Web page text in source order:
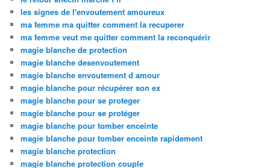
les signes de l'envoutement amoureux
ma femme ma quitter comment la recuperer
ma femme veut me quitter comment la reconquérir
magie blanche de protection
magie blanche desenvoutement
magie blanche envoutement d amour
magie blanche pour récupérer son ex
magie blanche pour se proteger
magie blanche pour se protéger
magie blanche pour tomber enceinte
magie blanche pour tomber enceinte rapidement
magie blanche protection
magie blanche protection couple